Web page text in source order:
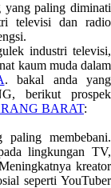
paling diminati
televisi dan radio
industri televisi,
kaum muda dalam
. bakal anda yang
berikut prospek
BARAT:
membebani.
lingkungan TV,
kreator
seperti YouTuber